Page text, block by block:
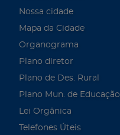
Nossa cidade
Mapa da Cidade
Organograma
Plano diretor
Plano de Des. Rural
Plano Mun. de Educação
Lei Orgânica
Telefones Úteis